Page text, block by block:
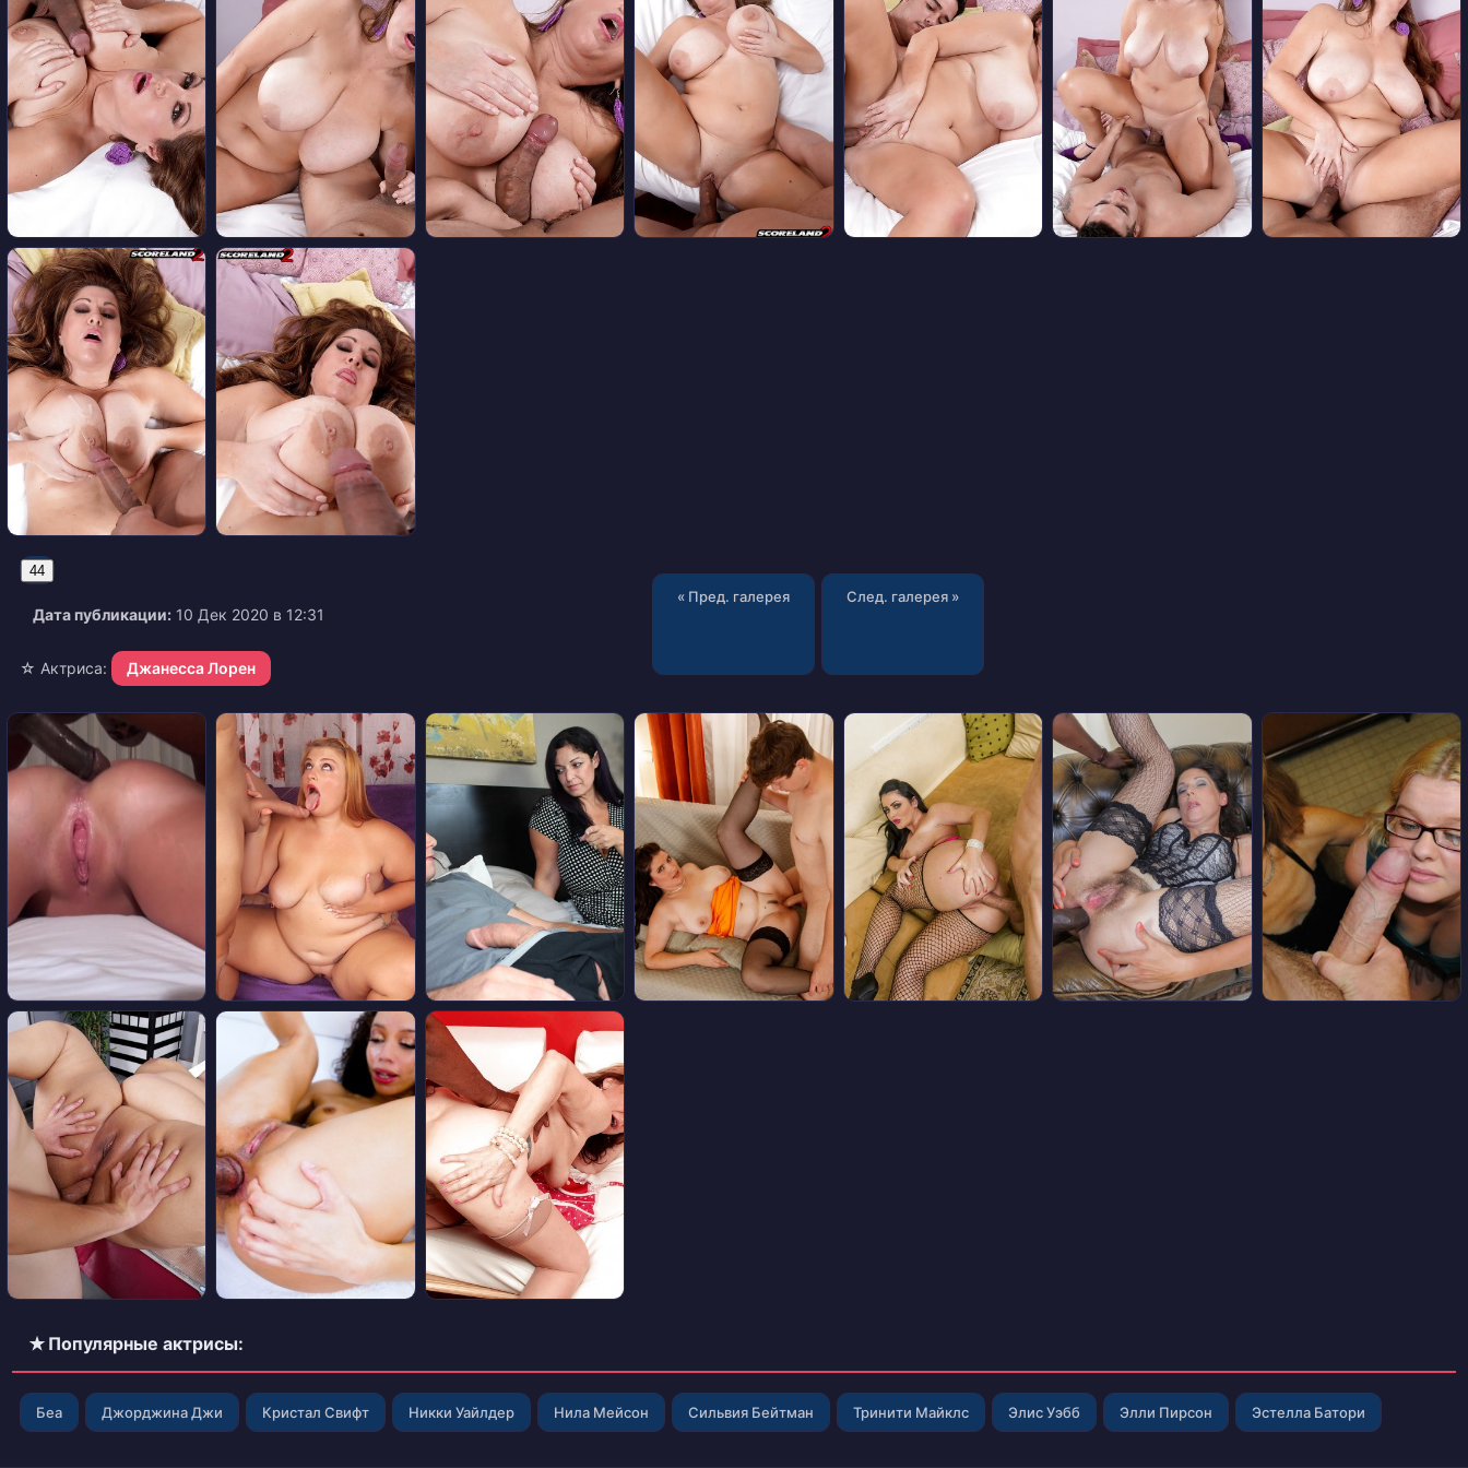
44
Дата публикации: 10 Дек 2020 в 12:31
☆ Актриса: Джанесса Лорен
« Пред. галерея След. галерея »
✭ Популярные актрисы:
Беа Джорджина Джи Кристал Свифт Никки Уайлдер Нила Мейсон Сильвия Бейтман Тринити Майклс Элис Уэбб Элли Пирсон Эстелла Батори